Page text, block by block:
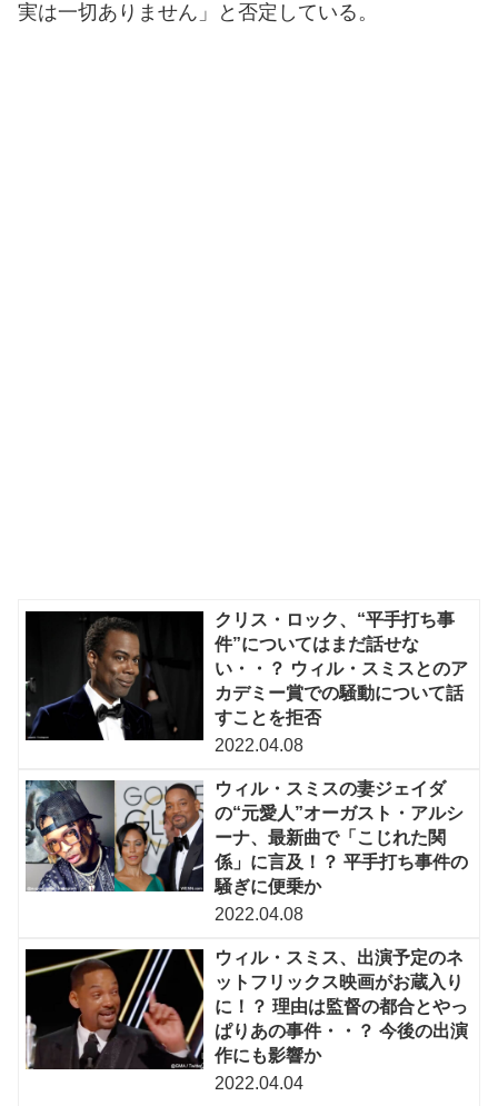
実は一切ありません」と否定している。
クリス・ロック、“平手打ち事
件”についてはまだ話せな
い・・？ ウィル・スミスとのア
カデミー賞での騒動について話
すことを拒否
2022.04.08
ウィル・スミスの妻ジェイダ
の“元愛人”オーガスト・アルシ
ーナ、最新曲で「こじれた関
係」に言及！？ 平手打ち事件の
騒ぎに便乗か
2022.04.08
ウィル・スミス、出演予定のネ
ットフリックス映画がお蔵入り
に！？ 理由は監督の都合とやっ
ぱりあの事件・・？ 今後の出演
作にも影響か
2022.04.04